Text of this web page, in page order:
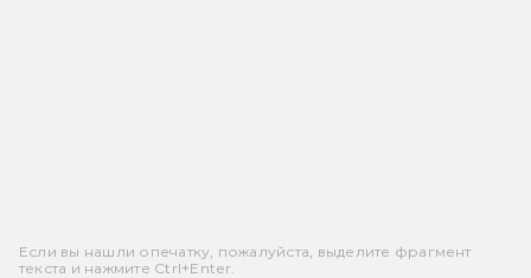
Если вы нашли опечатку, пожалуйста, выделите фрагмент
текста и нажмите Ctrl+Enter.